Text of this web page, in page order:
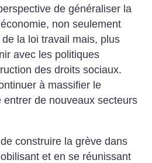
de généraliser la
non seulement
la loi travail mais, plus
avec les politiques
des droits sociaux.
à massifier le
entrer de nouveaux secteurs
construire la grève dans
et en se réunissant